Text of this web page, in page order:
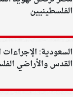
الفلسطينيين
السعودية: الإجراءات
القدس والأراضي